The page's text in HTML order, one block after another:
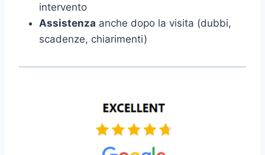
intervento
Assistenza anche dopo la visita (dubbi,
scadenze, chiarimenti)